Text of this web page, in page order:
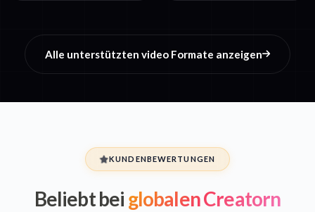
Alle unterstützten video Formate anzeigen
KUNDENBEWERTUNGEN
Beliebt bei globalen Creatorn